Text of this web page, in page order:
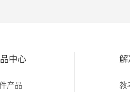
中心
产品
解
教